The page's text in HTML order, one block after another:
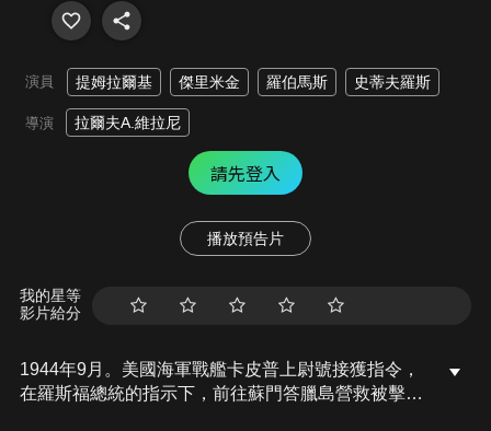
演員 提姆拉爾基 傑里米金 羅伯馬斯 史蒂夫羅斯
導演 拉爾夫A.維拉尼
請先登入
播放預告片
我的星等
影片給分
1944年9月。美國海軍戰艦卡皮普上尉號接獲指令，
在羅斯福總統的指示下，前往蘇門答臘島營救被擊落